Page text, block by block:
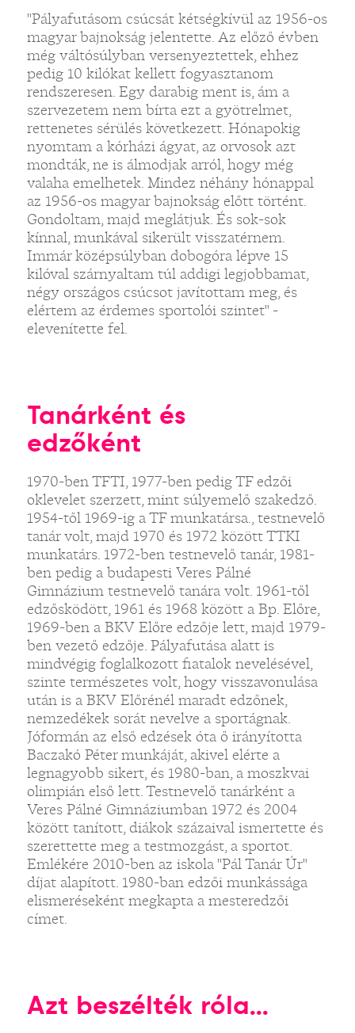
"Pályafutásom csúcsát kétségkívül az 1956-os
magyar bajnokság jelentette. Az előző évben
még váltósúlyban versenyeztettek, ehhez
pedig 10 kilókat kellett fogyasztanom
rendszeresen. Egy darabig ment is, ám a
szervezetem nem bírta ezt a gyötrelmet,
rettenetes sérülés következett. Hónapokig
nyomtam a kórházi ágyat, az orvosok azt
mondták, ne is álmodjak arról, hogy még
valaha emelhetek. Mindez néhány hónappal
az 1956-os magyar bajnokság előtt történt.
Gondoltam, majd meglátjuk. És sok-sok
kínnal, munkával sikerült visszatérnem.
Immár középsúlyban dobogóra lépve 15
kilóval szárnyaltam túl addigi legjobbamat,
négy országos csúcsot javítottam meg, és
elértem az érdemes sportolói szintet" -
elevenítette fel.
Tanárként és
edzőként
1970-ben TFTI, 1977-ben pedig TF edzői
oklevelet szerzett, mint súlyemelő szakedző.
1954-től 1969-ig a TF munkatársa., testnevelő
tanár volt, majd 1970 és 1972 között TTKI
munkatárs. 1972-ben testnevelő tanár, 1981-
ben pedig a budapesti Veres Pálné
Gimnázium testnevelő tanára volt. 1961-től
edzősködött, 1961 és 1968 között a Bp. Előre,
1969-ben a BKV Előre edzője lett, majd 1979-
ben vezető edzője. Pályafutása alatt is
mindvégig foglalkozott fiatalok nevelésével,
szinte természetes volt, hogy visszavonulása
után is a BKV Előrénél maradt edzőnek,
nemzedékek sorát nevelve a sportágnak.
Jóformán az első edzések óta ő irányította
Baczakó Péter munkáját, akivel elérte a
legnagyobb sikert, és 1980-ban, a moszkvai
olimpián első lett. Testnevelő tanárként a
Veres Pálné Gimnáziumban 1972 és 2004
között tanított, diákok százaival ismertette és
szerettette meg a testmozgást, a sportot.
Emlékére 2010-ben az iskola "Pál Tanár Úr"
díjat alapított. 1980-ban edzői munkássága
elismeréseként megkapta a mesteredzői
címet.
Azt beszélték róla...